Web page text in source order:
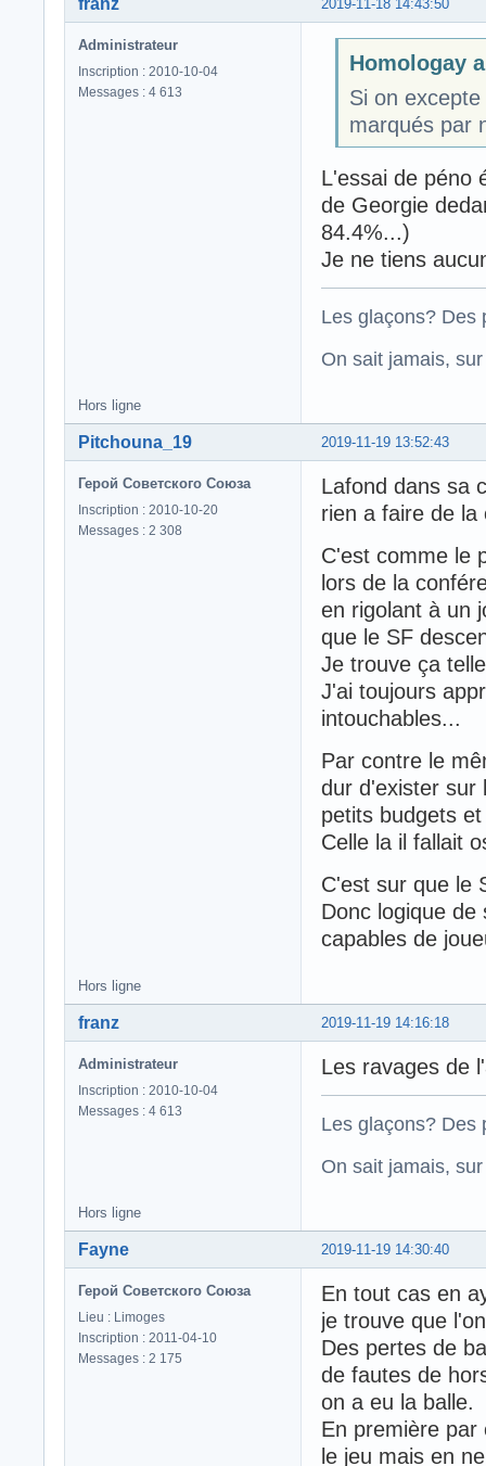
2019-11-18 14:43:50
franz
Administrateur
Inscription : 2010-10-04
Messages : 4 613
Homologay
Si on
marqués par
L'essai de péno
de Georgie
84.4%...)
Je ne tiens
Les glaçons? Des
On sait jamais,
Hors ligne
2019-11-19 13:52:43
Pitchouna_19
Герой Советского Союза
Inscription : 2010-10-20
Messages : 2 308
Lafond dans sa
rien a faire de
C'est comme le
lors de la
en rigolant à un
que le SF
Je trouve ça
J'ai toujours
intouchables...
Par contre le
dur d'exister sur
petits budgets
Celle la il fallait
C'est sur que le
Donc logique
capables de
Hors ligne
2019-11-19 14:16:18
franz
Administrateur
Inscription : 2010-10-04
Messages : 4 613
Les ravages de
Les glaçons? Des
On sait jamais,
Hors ligne
2019-11-19 14:30:40
Fayne
Герой Советского Союза
Lieu : Limoges
Inscription : 2011-04-10
Messages : 2 175
En tout cas en
je trouve que
Des pertes de
de fautes de
on a eu la balle.
En première par
le jeu mais en